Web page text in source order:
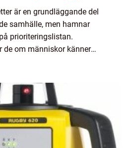
är en grundläggande del
samhälle, men hamnar
prioriteringslistan.
de om människor känner